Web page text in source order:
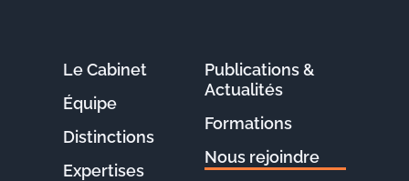
Le Cabinet
Équipe
Distinctions
Expertises
Publications &
Actualités
Formations
Nous rejoindre